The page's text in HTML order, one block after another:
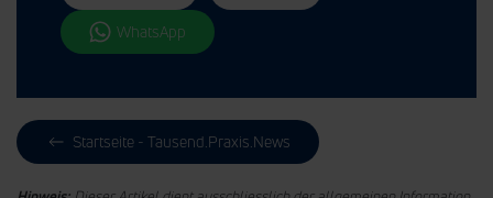
WhatsApp
Startseite - Tausend.Praxis.News